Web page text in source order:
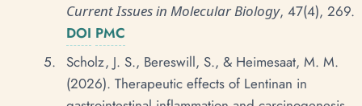
Current Issues in Molecular Biology, 47(4), 269.
DOI PMC
Scholz, J. S., Bereswill, S., & Heimesaat, M. M.
(2026). Therapeutic effects of Lentinan in